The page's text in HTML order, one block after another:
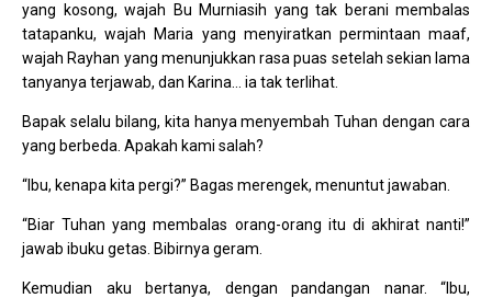
yang kosong, wajah Bu Murniasih yang tak berani membalas
tatapanku, wajah Maria yang menyiratkan permintaan maaf,
wajah Rayhan yang menunjukkan rasa puas setelah sekian lama
tanyanya terjawab, dan Karina… ia tak terlihat.
Bapak selalu bilang, kita hanya menyembah Tuhan dengan cara
yang berbeda. Apakah kami salah?
“Ibu, kenapa kita pergi?” Bagas merengek, menuntut jawaban.
“Biar Tuhan yang membalas orang-orang itu di akhirat nanti!”
jawab ibuku getas. Bibirnya geram.
Kemudian aku bertanya, dengan pandangan nanar. “Ibu,